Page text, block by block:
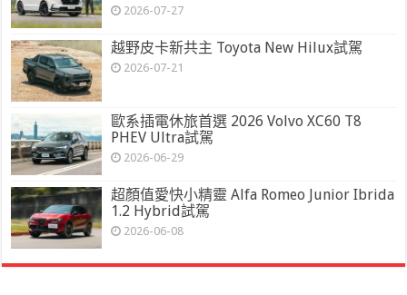
2026-07-27
越野皮卡新共主 Toyota New Hilux試駕
2026-07-21
歐系插電休旅首選 2026 Volvo XC60 T8
PHEV Ultra試駕
2026-06-29
超顏值愛快小精靈 Alfa Romeo Junior Ibrida
1.2 Hybrid試駕
2026-06-08